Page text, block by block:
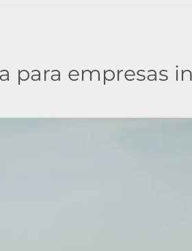
para empresas